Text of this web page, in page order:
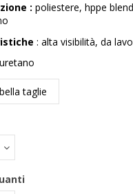
: poliestere, hppe
: alta visibilità, da
taglie